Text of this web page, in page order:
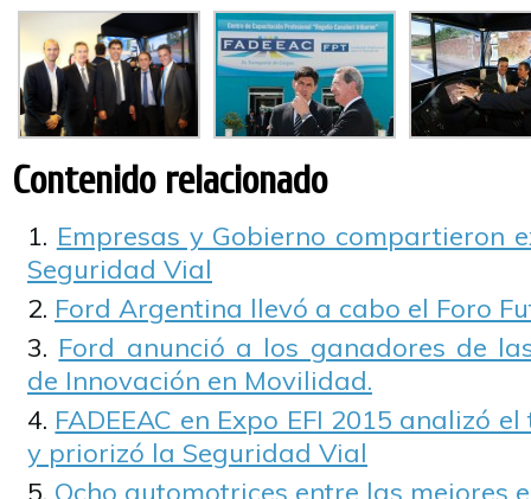
Contenido relacionado
Empresas y Gobierno compartieron
Seguridad Vial
Ford Argentina llevó a cabo el Foro
Ford anunció a los ganadores de
de Innovación en Movilidad.
FADEEAC en Expo EFI 2015 analizó
y priorizó la Seguridad Vial
Ocho automotrices entre las mejores